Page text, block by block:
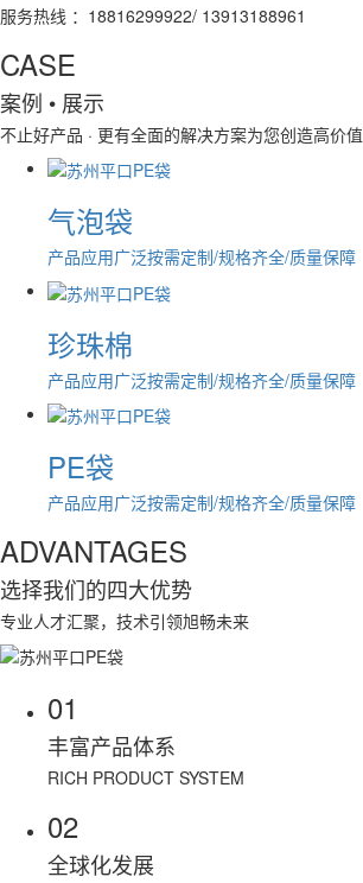
服务热线 ：18816299922/ 13913188961
CASE
案例 • 展示
不止好产品 · 更有全面的解决方案为您创造高价值
气泡袋
产品应用广泛按需定制/规格齐全/质量保障
珍珠棉
产品应用广泛按需定制/规格齐全/质量保障
PE袋
产品应用广泛按需定制/规格齐全/质量保障
ADVANTAGES
选择我们的四大优势
专业人才汇聚，技术引领旭畅未来
01
丰富产品体系
RICH PRODUCT SYSTEM
02
全球化发展